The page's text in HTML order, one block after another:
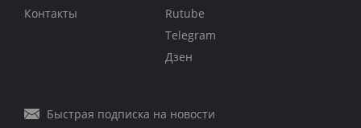
Контакты
Rutube
Telegram
Дзен
Быстрая подписка на новости